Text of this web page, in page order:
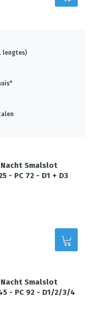
lengtes)
Smalslot
- PC 72 - D1 + D3
Smalslot
- PC 92 - D1/2/3/4